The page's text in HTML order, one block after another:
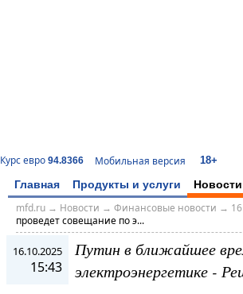
Курс евро 94.8366 Мобильная версия 18+
Главная Продукты и услуги Новости
mfd.ru→ Новости → Финансовые новости →
проведет совещание по э...
16.10.2025
15:43
Путин в ближайшее
электроэнергетике -